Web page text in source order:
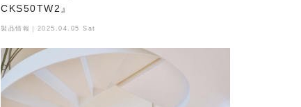
CKS50TW2』
製品情報｜2025.04.05 Sat